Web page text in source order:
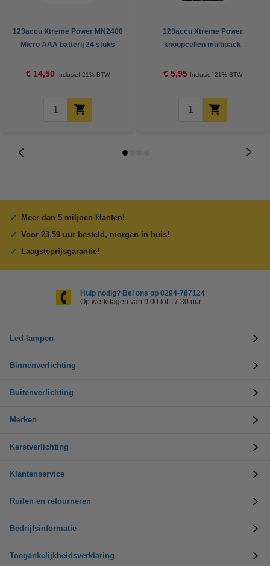
123accu Xtreme Power MN2400
Micro AAA batterij 24 stuks
€ 14,50 Inclusief 21% BTW
123accu Xtreme Power
knoopcellen multipack
€ 5,95 Inclusief 21% BTW
Meer dan 5 miljoen klanten!
Voor 23.59 uur besteld, morgen in huis!
Laagsteprijsgarantie!
Hulp nodig? Bel ons op 0294-787124
Op werkdagen van 9.00 tot 17.30 uur
Led-lampen
Binnenverlichting
Buitenverlichting
Merken
Kerstverlichting
Klantenservice
Ruilen en retourneren
Bedrijfsinformatie
Toegankelijkheidsverklaring